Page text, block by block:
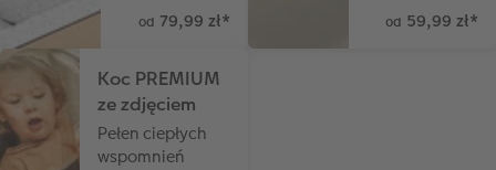
od 79,99 zł* od 59,99 zł*
Koc PREMIUM
ze zdjęciem
Pełen ciepłych
wspomnień